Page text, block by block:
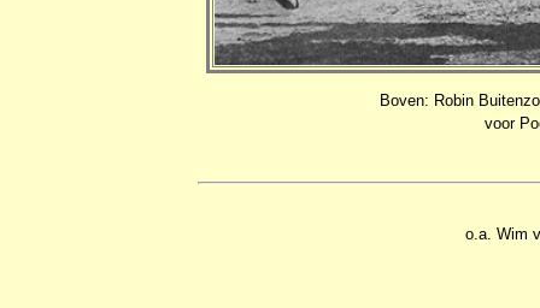
Boven: Robin
voor
o.a. Wim